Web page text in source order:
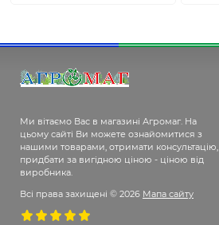
Ми вітаємо Вас в магазині Агромаг. На
цьому сайті Ви можете ознайомитися з
нашими товарами, отримати консультацію,
придбати за вигідною ціною - ціною від
виробника.
Всі права захищені © 2026 Мапа сайту